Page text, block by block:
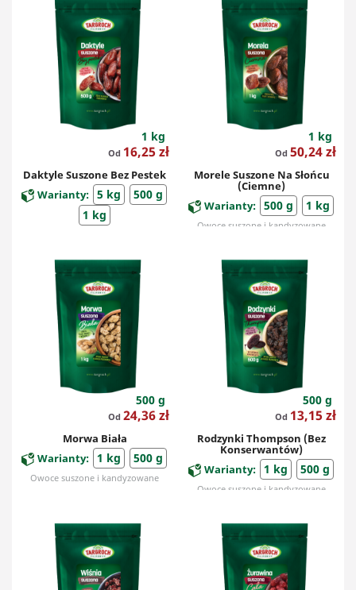
1 kg
Od Cena
16,25 zł
Daktyle Suszone Bez Pestek
Warianty: 5 kg
500 g
1 kg
1 kg
Od Cena
50,24 zł
Morele Suszone Na Słońcu
(ciemne)
Warianty: 500 g 1 kg
Owoce suszone i kandyzowane
500 g
Od Cena
24,36 zł
Morwa Biała
Warianty: 1 kg 500 g
Owoce suszone i kandyzowane
500 g
Od Cena
13,15 zł
Rodzynki Thompson (bez
Konserwantów)
Warianty: 1 kg 500 g
Owoce suszone i kandyzowane